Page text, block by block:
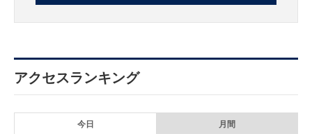
アクセスランキング
今日 月間